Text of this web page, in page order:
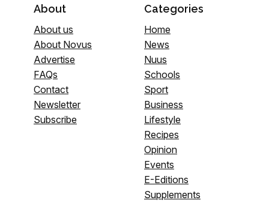
About
About us
About Novus
Advertise
FAQs
Contact
Newsletter
Subscribe
Categories
Home
News
Nuus
Schools
Sport
Business
Lifestyle
Recipes
Opinion
Events
E-Editions
Supplements